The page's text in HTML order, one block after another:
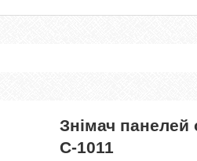
Знімач
С-1011